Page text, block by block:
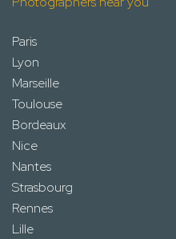
Paris
Lyon
Marseille
Toulouse
Bordeaux
Nice
Nantes
Strasbourg
Rennes
Lille